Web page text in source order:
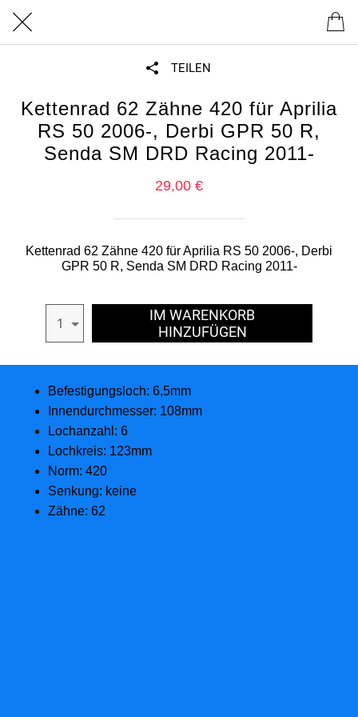
TEILEN
Kettenrad 62 Zähne 420 für Aprilia
RS 50 2006-, Derbi GPR 50 R,
Senda SM DRD Racing 2011-
29,00 €
Kettenrad 62 Zähne 420 für Aprilia RS 50 2006-, Derbi
GPR 50 R, Senda SM DRD Racing 2011-
1
IM WARENKORB
HINZUFÜGEN
Befestigungsloch: 6,5mm
Innendurchmesser: 108mm
Lochanzahl: 6
Lochkreis: 123mm
Norm: 420
Senkung: keine
Zähne: 62